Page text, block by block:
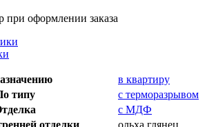
при оформлении заказа
в квартиру
типу
с терморазрывом
с МДФ
отделки
ольха глянец